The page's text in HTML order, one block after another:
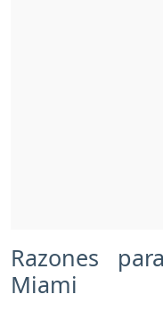
Razones
Miami